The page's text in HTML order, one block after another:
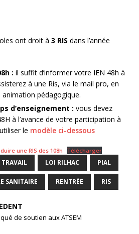
ont droit à 3 RIS dans l’année
: il suffit d’informer votre IEN 48h à
à une Ris, via le mail pro, en
animation pédagogique.
d’enseignement : vous devez
à l’avance de votre participation à
le modèle ci-dessous
une RIS des 108h Télécharger
LOI RILHAC PIAL
SANITAIRE RENTRÉE RIS
de soutien aux ATSEM